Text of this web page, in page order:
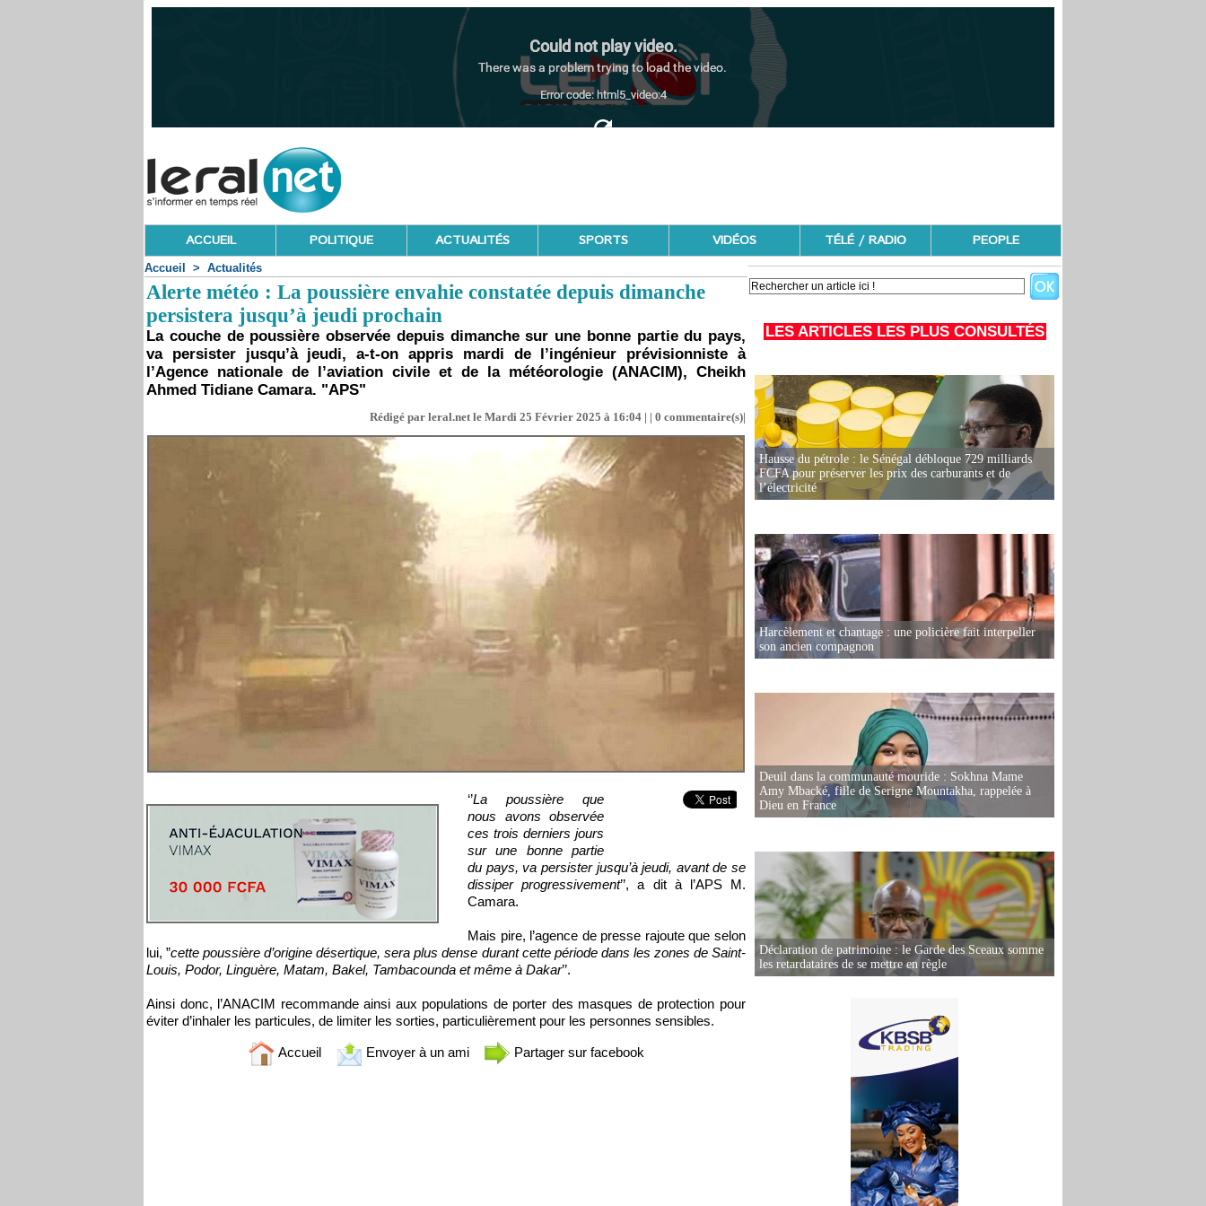
ACCUEIL POLITIQUE ACTUALITÉS SPORTS VIDÉOS TÉLÉ / RADIO PEOPLE
Accueil > Actualités
Alerte météo : La poussière envahie constatée depuis dimanche
persistera jusqu’à jeudi prochain
La couche de poussière observée depuis dimanche sur une bonne partie du pays,
va persister jusqu’à jeudi, a-t-on appris mardi de l’ingénieur prévisionniste à
l’Agence nationale de l’aviation civile et de la météorologie (ANACIM), Cheikh
Ahmed Tidiane Camara. "APS"
Rédigé par leral.net le Mardi 25 Février 2025 à 16:04 | | 0 commentaire(s)|
‘’La poussière que
nous avons observée
ces trois derniers jours
sur une bonne partie
du pays, va persister jusqu’à jeudi, avant de se
dissiper progressivement’’, a dit à l’APS M.
Camara.
Mais pire, l’agence de presse rajoute que selon
lui, ”cette poussière d’origine désertique, sera plus dense durant cette période dans les zones de Saint-
Louis, Podor, Linguère, Matam, Bakel, Tambacounda et même à Dakar’’.
Ainsi donc, l’ANACIM recommande ainsi aux populations de porter des masques de protection pour
éviter d’inhaler les particules, de limiter les sorties, particulièrement pour les personnes sensibles.
Accueil Envoyer à un ami Partager sur facebook
LES ARTICLES LES PLUS CONSULTÉS
Hausse du pétrole : le Sénégal débloque 729 milliards
FCFA pour préserver les prix des carburants et de
l’électricité
Harcèlement et chantage : une policière fait interpeller
son ancien compagnon
Deuil dans la communauté mouride : Sokhna Mame
Amy Mbacké, fille de Serigne Mountakha, rappelée à
Dieu en France
Déclaration de patrimoine : le Garde des Sceaux somme
les retardataires de se mettre en règle